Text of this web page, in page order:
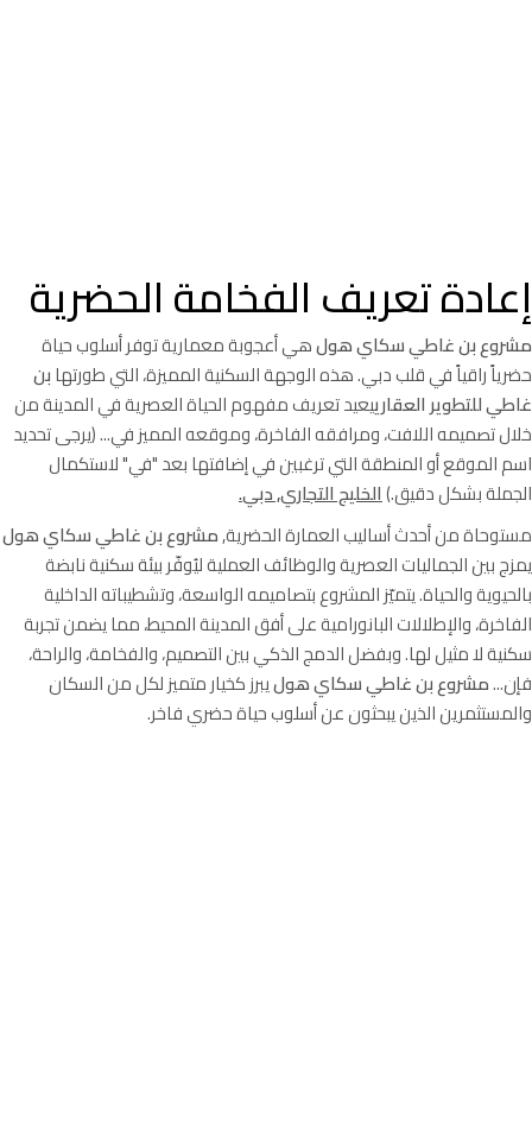
إعادة تعريف الفخامة الحضرية
مشروع بن غاطي سكاي هولهي أعجوبة معمارية توفر أسلوب حياة
حضرياً راقياً في قلب دبي. هذه الوجهة السكنية المميزة، التي طورتهابن
غاطي للتطوير العقارييعيد تعريف مفهوم الحياة العصرية في المدينة من
خلال تصميمه اللافت، ومرافقه الفاخرة، وموقعه المميز في... (يرجى تحديد
اسم الموقع أو المنطقة التي ترغبين في إضافتها بعد "في" لاستكمال
الجملة بشكل دقيق.)الخليج التجاري, دبي.
مستوحاة من أحدث أساليب العمارة الحضرية,مشروع بن غاطي سكاي هول
يمزج بين الجماليات العصرية والوظائف العملية ليُوفّر بيئة سكنية نابضة
بالحيوية والحياة. يتميّز المشروع بتصاميمه الواسعة، وتشطيباته الداخلية
الفاخرة، والإطلالات البانورامية على أفق المدينة المحيط، مما يضمن تجربة
سكنية لا مثيل لها. وبفضل الدمج الذكي بين التصميم، والفخامة، والراحة،
فإن...مشروع بن غاطي سكاي هوليبرز كخيار متميز لكل من السكان
والمستثمرين الذين يبحثون عن أسلوب حياة حضري فاخر.